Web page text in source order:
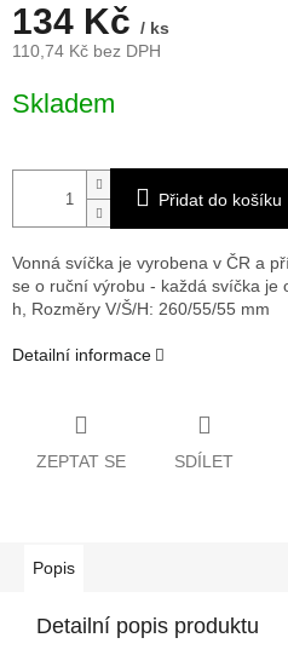
134 Kč / ks
110,74 Kč bez DPH
cena:
Skladem
Přidat do košíku
Vonná svíčka je vyrobena v ČR a
se o ruční výrobu - každá svíčka je
h, Rozměry V/Š/H: 260/55/55 mm
Detailní informace
ZEPTAT SE SDÍLET
Popis
Detailní popis produktu